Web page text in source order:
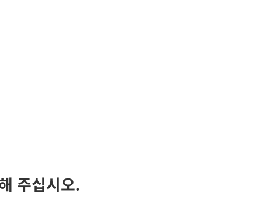
주십시오.